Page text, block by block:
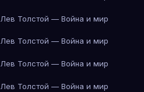
Лев Толстой — Война и мир
Лев Толстой — Война и мир
Лев Толстой — Война и мир
Лев Толстой — Война и мир